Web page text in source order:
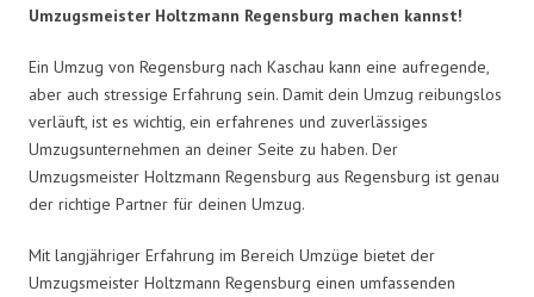
Umzugsmeister Holtzmann Regensburg machen kannst!
Ein Umzug von Regensburg nach Kaschau kann eine aufregende,
aber auch stressige Erfahrung sein. Damit dein Umzug reibungslos
verläuft, ist es wichtig, ein erfahrenes und zuverlässiges
Umzugsunternehmen an deiner Seite zu haben. Der
Umzugsmeister Holtzmann Regensburg aus Regensburg ist genau
der richtige Partner für deinen Umzug.
Mit langjähriger Erfahrung im Bereich Umzüge bietet der
Umzugsmeister Holtzmann Regensburg einen umfassenden